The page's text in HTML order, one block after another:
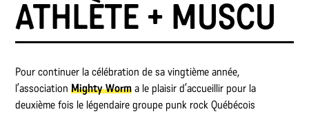
ATHLÈTE + MUSCU
Pour continuer la célébration de sa vingtième année,
l’associationMighty Worm a le plaisir d’accueillir pour la
deuxième fois le légendaire groupe punk rock Québécois